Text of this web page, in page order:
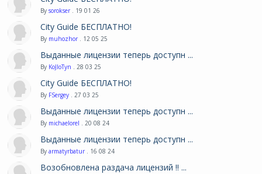
By sorokser . 19 01 26
City Guide БЕСПЛАТНО!
By muhozhor . 12 05 25
Выданные лицензии теперь доступн ...
By KoJIoTyn . 28 03 25
City Guide БЕСПЛАТНО!
By FSergey . 27 03 25
Выданные лицензии теперь доступн ...
By michaelorel . 20 08 24
Выданные лицензии теперь доступн ...
By armatyrbatur . 16 08 24
Возобновлена раздача лицензий !! ...